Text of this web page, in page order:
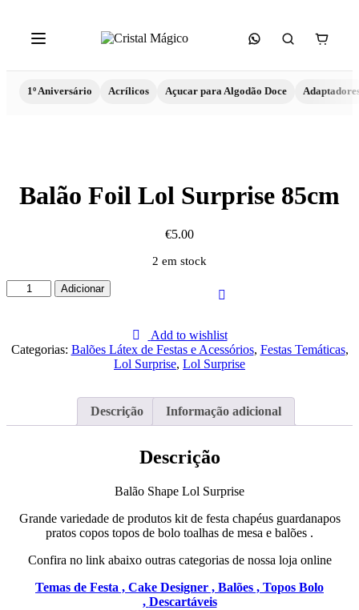
1º Aniversário Acrílicos Açucar para Algodão Doce
Balão Foil Lol Surprise 85cm
€5.00
2 em stock
Quantidade
de
Lol
Surprise
Adicionar
Add to wishlist
Categorias: Balões Látex de Festas e Acessórios, Festas Temáticas,
Lol Surprise, Lol Surprise
Descrição Informação adicional
Descrição
Balão Shape Lol Surprise
Grande variedade de produtos kit de festa chapéus guardanapos
pratos copos topos de bolo toalhas de mesa e balões .
Confira no link abaixo outras categorias de nossa loja online
Temas de Festa , Cake Designer , Balões , Topos Bolo
, Descartáveis